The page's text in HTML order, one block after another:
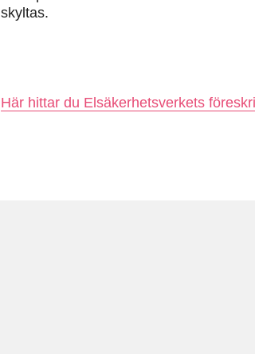
skyltas.
Här hittar du Elsäkerhetsverkets